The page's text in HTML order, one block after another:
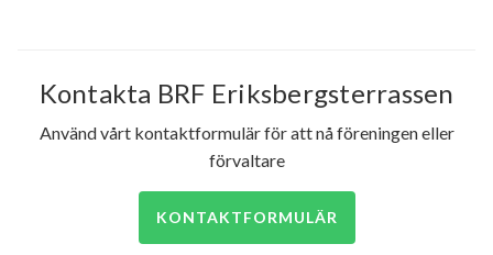
lägenheter
Kontakta BRF Eriksbergsterrassen
Använd vårt kontaktformulär för att nå föreningen eller
förvaltare
KONTAKTFORMULÄR